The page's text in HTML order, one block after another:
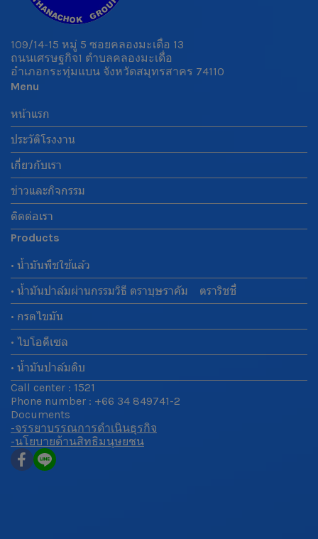
109/14-15 หมู่ 5 ซอยคลองมะเดื่อ 13
ถนนเศรษฐกิจ1 ตำบลคลองมะเดื่อ
อำเภอกระทุ่มแบน จังหวัดสมุทรสาคร 74110
Menu
หน้าแรก
ประวัติโรงงาน
เกี่ยวกับเรา
ข่าวและกิจกรรม
ติดต่อเรา
Products
• น้ำมันพืชใช้แล้ว
• น้ำมันปาล์มผ่านกรรมวิธี ตราบุษราคัม ตราริชชี่
• กรดไขมัน
• ไบโอดีเซล
• น้ำมันปาล์มดิบ
Call center : 1521
Phone number : +66 34 849741-2
Documents
-จรรยาบรรณการดำเนินธุรกิจ
-นโยบายด้านสิทธิมนุษยชน